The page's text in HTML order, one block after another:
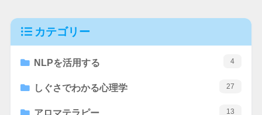
カテゴリー
NLPを活用する 4
しぐさでわかる心理学 27
13